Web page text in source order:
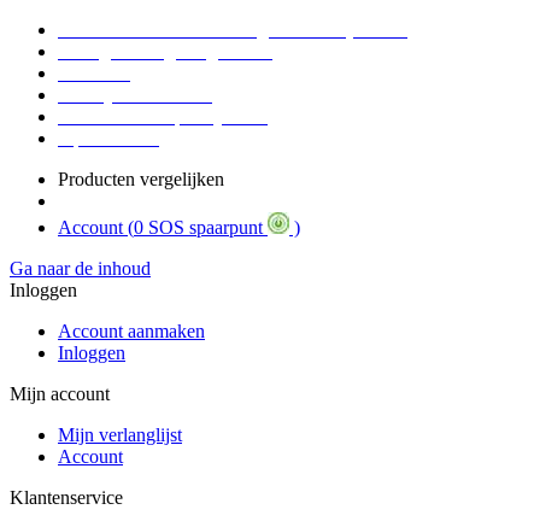
Producten vergelijken
Account (0 SOS spaarpunt
)
Ga naar de inhoud
Inloggen
Account aanmaken
Inloggen
Mijn account
Mijn verlanglijst
Account
Klantenservice